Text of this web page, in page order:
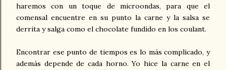
haremos con un toque de microondas, para que el
comensal encuentre en su punto la carne y la salsa se
derrita y salga como el chocolate fundido en los coulant.
Encontrar ese punto de tiempos es lo más complicado, y
además depende de cada horno. Yo hice la carne en el